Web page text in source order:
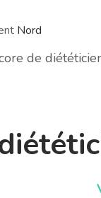
Nord
de